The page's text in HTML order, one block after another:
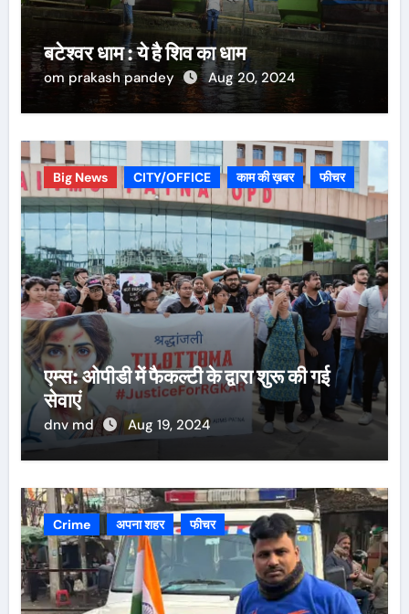
बटेश्वर धाम : ये है शिव का धाम
om prakash pandey Aug 20, 2024
Big News CITY/OFFICE काम की ख़बर फीचर
एम्स: ओपीडी में फैकल्टी के द्वारा शुरू की गई
सेवाएं
dnv md Aug 19, 2024
Crime अपना शहर फीचर